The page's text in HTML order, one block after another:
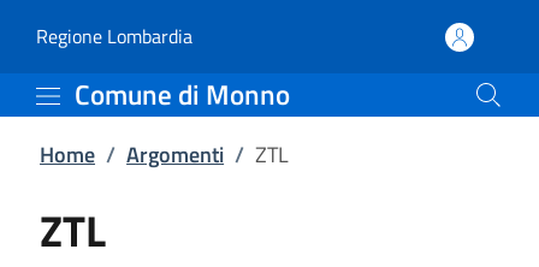
ZTL | Comune di Monno
Regione Lombardia(apre in un'altra scheda).
Comune di Monno
Home / Argomenti / ZTL
ZTL